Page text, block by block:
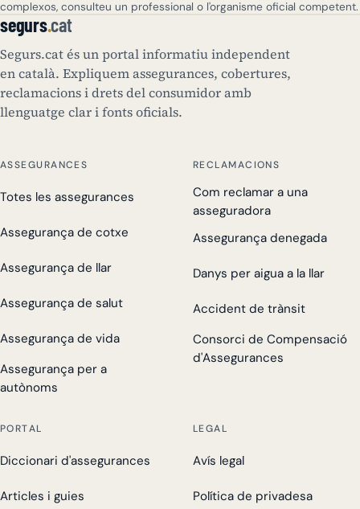
complexos, consulteu un professional o l'organisme oficial competent.
segurs.cat
Segurs.cat és un portal informatiu independent
en català. Expliquem assegurances, cobertures,
reclamacions i drets del consumidor amb
llenguatge clar i fonts oficials.
ASSEGURANCES
Totes les assegurances
Assegurança de cotxe
Assegurança de llar
Assegurança de salut
Assegurança de vida
Assegurança per a
autònoms
RECLAMACIONS
Com reclamar a una
asseguradora
Assegurança denegada
Danys per aigua a la llar
Accident de trànsit
Consorci de Compensació
d'Assegurances
PORTAL
Diccionari d'assegurances
Articles i guies
LEGAL
Avís legal
Política de privadesa